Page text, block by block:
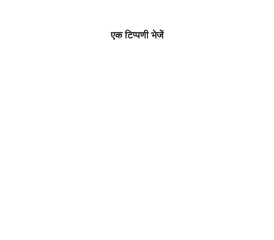
एक टिप्पणी भेजें